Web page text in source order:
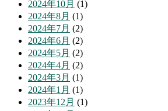
2024年10月 (1)
2024年8月 (1)
2024年7月 (2)
2024年6月 (2)
2024年5月 (2)
2024年4月 (2)
2024年3月 (1)
2024年1月 (1)
2023年12月 (1)